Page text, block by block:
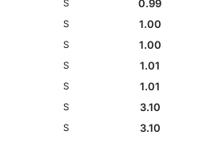
S
0.99
S
1.00
S
1.00
S
1.01
S
1.01
S
3.10
S 3.10